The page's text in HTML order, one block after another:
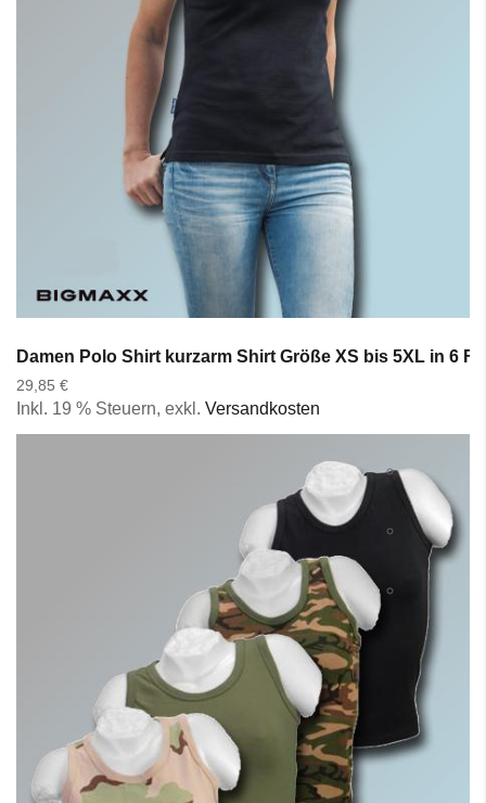
Damen Polo Shirt kurzarm Shirt Größe XS bis 5XL in 6
29,85 €
Inkl. 19 % Steuern, exkl. Versandkosten